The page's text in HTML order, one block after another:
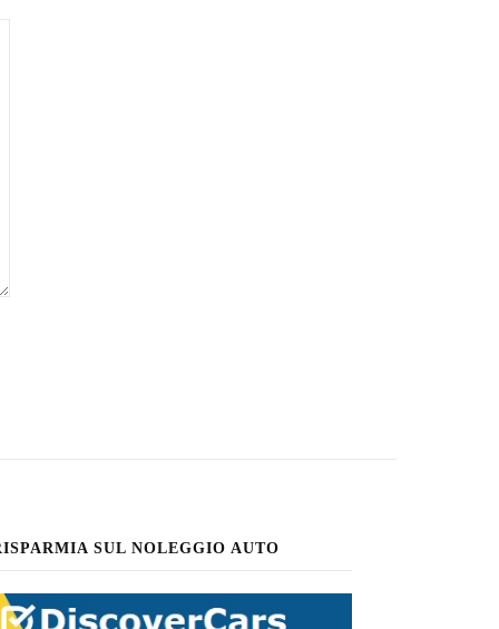
SUL NOLEGGIO AUTO